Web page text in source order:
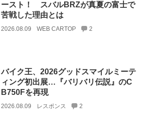
ースト！ スバルBRZが真夏の富士で
苦戦した理由とは
2026.08.09 WEB CARTOP 2
バイク王、2026グッドスマイルミーテ
ィング初出展…『バリバリ伝説』のC
B750Fを再現
2026.08.09 レスポンス 2